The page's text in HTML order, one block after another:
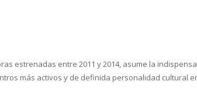
estrenadas entre 2011 y 2014, asume la
más activos y de definida personalidad cultural